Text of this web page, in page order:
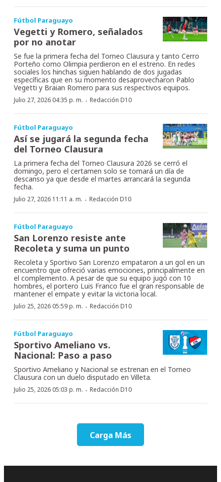
Fútbol Paraguayo
Vegetti y Romero, señalados
por no anotar
Se fue la primera fecha del Torneo Clausura y tanto Cerro
Porteño como Olimpia perdieron en el estreno. En redes
sociales los hinchas siguen hablando de dos jugadas
específicas que en su momento desaprovecharon Pablo
Vegetti y Braian Romero para sus respectivos equipos.
Julio 27, 2026 04:35 p. m. · Redacción D10
Fútbol Paraguayo
Así se jugará la segunda fecha
del Torneo Clausura
La primera fecha del Torneo Clausura 2026 se cerró el
domingo, pero el certamen solo se tomará un día de
descanso ya que desde el martes arrancará la segunda
fecha.
Julio 27, 2026 11:11 a. m. · Redacción D10
Fútbol Paraguayo
San Lorenzo resiste ante
Recoleta y suma un punto
Recoleta y Sportivo San Lorenzo empataron a un gol en un
encuentro que ofreció varias emociones, principalmente en
el complemento. A pesar de que su equipo jugó con 10
hombres, el portero Luis Franco fue el gran responsable de
mantener el empate y evitar la victoria local.
Julio 25, 2026 05:59 p. m. · Redacción D10
Fútbol Paraguayo
Sportivo Ameliano vs.
Nacional: Paso a paso
Sportivo Ameliano y Nacional se estrenan en el Torneo
Clausura con un duelo disputado en Villeta.
Julio 25, 2026 05:03 p. m. · Redacción D10
Carga Más